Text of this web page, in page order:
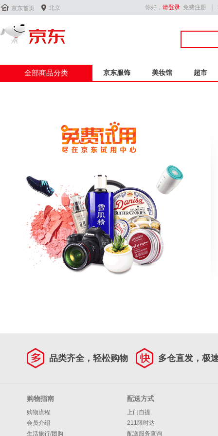
 京东首页  北京 你好， 请登录 免费注册
全部商品分类 京东服饰 美妆馆 超市
品类齐全，轻松购物 多仓直发，极
购物指南
购物流程
会员介绍
生活旅行/团购
配送方式
上门自提
211限时达
配送服务查询